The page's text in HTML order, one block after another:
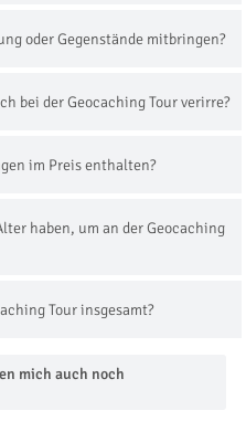
oder Gegenstände mitbringen?
bei der Geocaching Tour verirre?
im Preis enthalten?
haben, um an der Geocaching
Tour insgesamt?
mich auch noch